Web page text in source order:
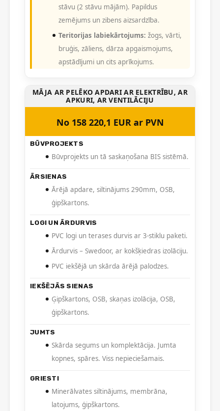
stāvu (2 stāvu mājām). Papildus
zemējums un zibens aizsardzība.
Teritorijas labiekārtojums: žogs, vārti,
bruģis, zāliens, dārza apgaismojums,
apstādījumi un cits aprīkojums.
MĀJA AR PELĒKO APDARI AR ELEKTRĪBU, AR
APKURI, AR VENTILĀCIJU
No 158 220,1 EUR ar PVN
BŪVPROJEKTS
Būvprojekts un tā saskaņošana BIS sistēmā.
ĀRSIENAS
Ārējā apdare, siltinājums 290mm, OSB,
ģipškartons.
LOGI UN ĀRDURVIS
PVC logi un terases durvis ar 3-stiklu paketi.
Ārdurvis – Swedoor, ar kokšķiedras izolāciju.
PVC iekšējā un skārda ārējā palodzes.
IEKŠĒJĀS SIENAS
Ģipškartons, OSB, skaņas izolācija, OSB,
ģipškartons.
JUMTS
Skārda segums un komplektācija. Jumta
kopnes, spāres. Viss nepieciešamais.
GRIESTI
Minerālvates siltinājums, membrāna,
latojums, ģipškartons.